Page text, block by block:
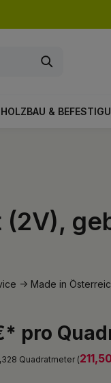
HOLZBAU &
(2V),
-> Made in
pro
Quadratmeter (